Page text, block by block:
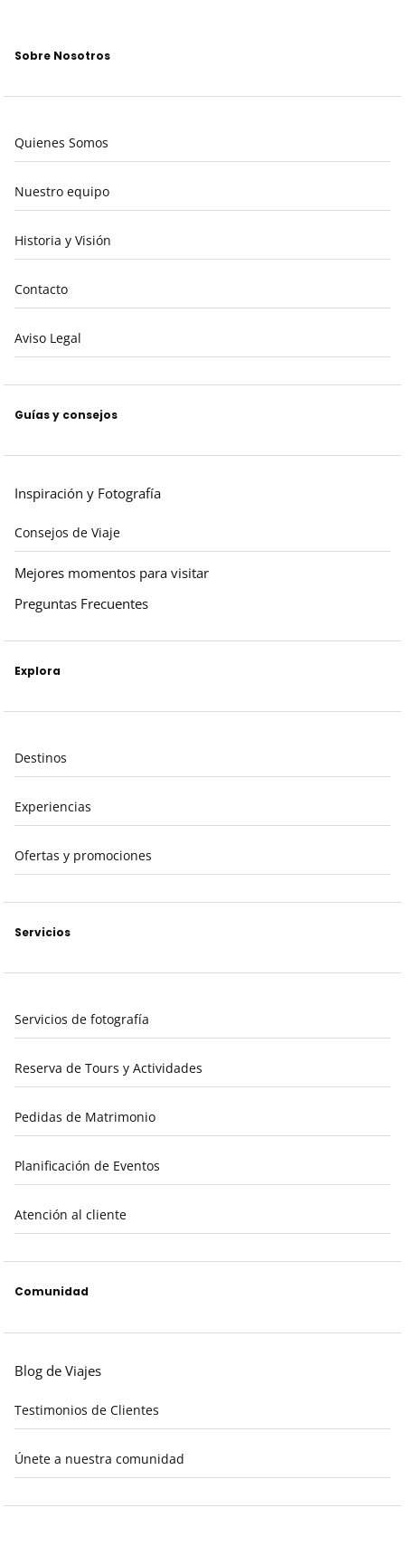
Sobre Nosotros
Quienes Somos
Nuestro equipo
Historia y Visión
Contacto
Aviso Legal
Guías y consejos
Inspiración y Fotografía
Consejos de Viaje
Mejores momentos para visitar
Preguntas Frecuentes
Explora
Destinos
Experiencias
Ofertas y promociones
Servicios
Servicios de fotografía
Reserva de Tours y Actividades
Pedidas de Matrimonio
Planificación de Eventos
Atención al cliente
Comunidad
Blog de Viajes
Testimonios de Clientes
Únete a nuestra comunidad